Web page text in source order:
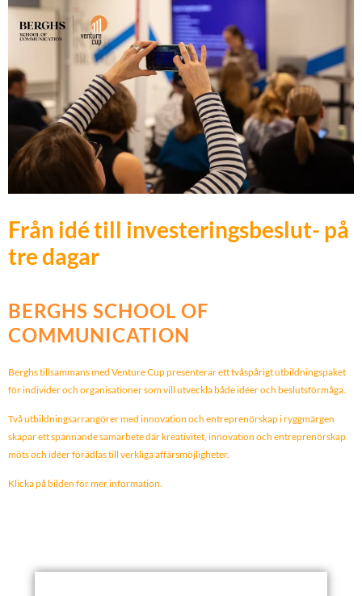
Från idé till investeringsbeslut- på
tre dagar
BERGHS SCHOOL OF
COMMUNICATION
Berghs tillsammans med Venture Cup presenterar ett tvåspårigt utbildningspaket
för individer och organisationer som vill utveckla både idéer och beslutsförmåga.
Två utbildningsarrangörer med innovation och entreprenörskap i ryggmärgen
skapar ett spännande samarbete där kreativitet, innovation och entreprenörskap
möts och idéer förädlas till verkliga affärsmöjligheter.
Klicka på bilden för mer information.